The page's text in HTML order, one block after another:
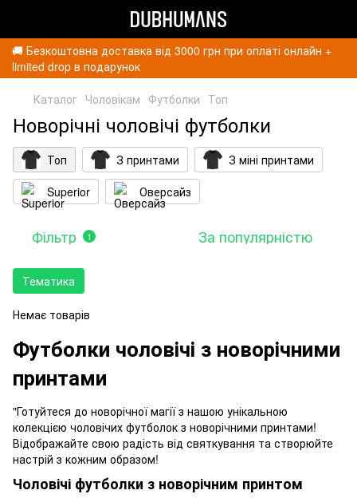
🚚 Безкоштовна доставка від 3000 грн при оплаті онлайн +
limited drop в подарунок
Каталог Чоловікам Футболки Топ
Новорічні чоловічі футболки
Топ З принтами
З міні принтами
Superior
Оверсайз
Фільтр 1 За популярністю
Тематика
Немає товарів
Футболки чоловічі з новорічними
принтами
"Готуйтеся до новорічної магії з нашою унікальною
колекцією чоловічих футболок з новорічними принтами!
Відображайте свою радість від святкування та створюйте
настрій з кожним образом!
Чоловічі футболки з новорічним принтом